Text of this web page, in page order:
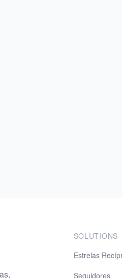
SOLUTIONS
Estrelas
Seguidores